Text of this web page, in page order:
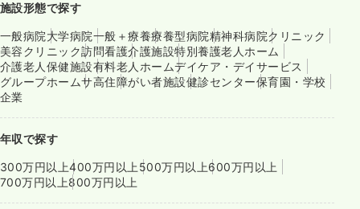
施設形態で探す
一般病院大学病院一般＋療養療養型病院精神科病院クリニック
美容クリニック訪問看護介護施設特別養護老人ホーム
介護老人保健施設有料老人ホームデイケア・デイサービス
グループホームサ高住障がい者施設健診センター保育園・学校
企業
年収で探す
300万円以上400万円以上 500万円以上600万円以上
700万円以上800万円以上